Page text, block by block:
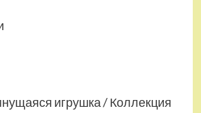
игрушка / Коллекция